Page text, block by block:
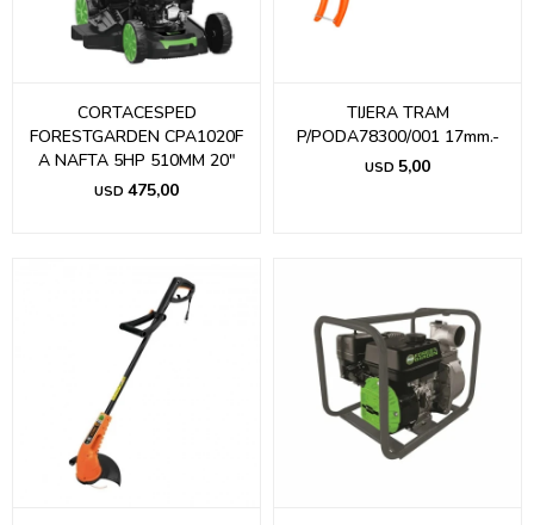
CORTACESPED
FORESTGARDEN CPA1020F
A NAFTA 5HP 510MM 20"
USD 475,00
TIJERA TRAM
P/PODA78300/001 17mm.-
USD 5,00